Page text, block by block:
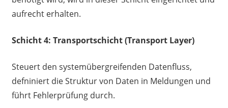
aufrecht erhalten.
Schicht 4: Transportschicht (Transport Layer)
Steuert den systemübergreifenden Datenfluss,
defniniert die Struktur von Daten in Meldungen und
führt Fehlerprüfung durch.